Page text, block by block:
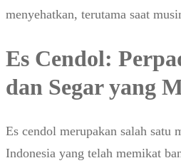
menyehatkan, terutama saat
Es Cendol:
dan Segar yang
Es cendol merupakan salah satu
Indonesia yang telah memikat